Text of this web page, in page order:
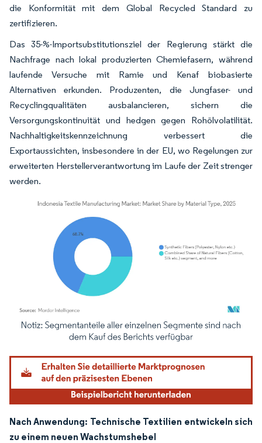
die Konformität mit dem Global Recycled Standard zu
zertifizieren.
Das 35-%-Importsubstitutionsziel der Regierung stärkt die
Nachfrage nach lokal produzierten Chemiefasern, während
laufende Versuche mit Ramie und Kenaf biobasierte
Alternativen erkunden. Produzenten, die Jungfaser- und
Recyclingqualitäten ausbalancieren, sichern die
Versorgungskontinuität und hedgen gegen Rohölvolatilität.
Nachhaltigkeitskennzeichnung verbessert die
Exportaussichten, insbesondere in der EU, wo Regelungen zur
erweiterten Herstellerverantwortung im Laufe der Zeit strenger
werden.
Bild © Mordor Intelligence. Wiederverwendung erfordert Namensnennung
Nach Anwendung: Technische Textilien entwickeln sich
zu einem neuen Wachstumshebel